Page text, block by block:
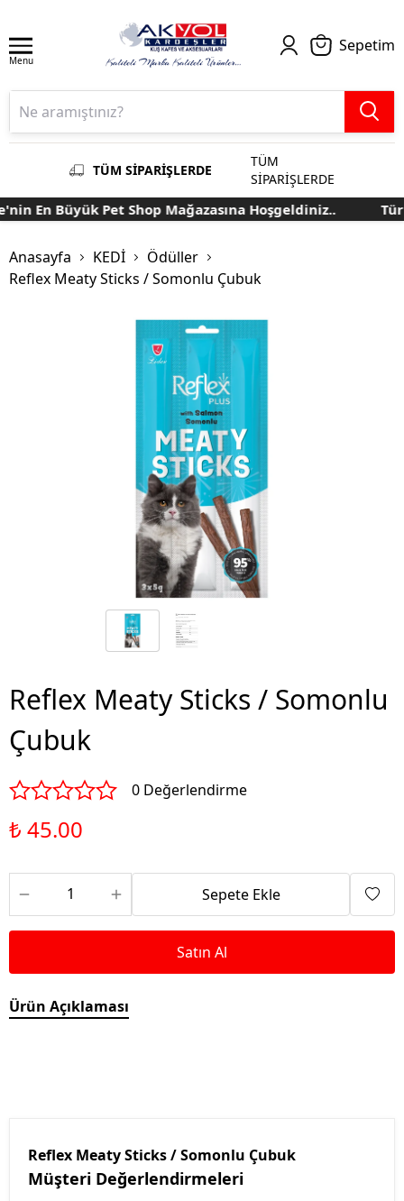
Menu
Sepetim
TÜM SİPARİŞLERDE
TÜM
SİPARİŞLERDE
En Büyük Pet Shop Mağazasına Hoşgeldiniz..
Anasayfa KEDİ
Ödüller
Reflex Meaty Sticks / Somonlu Çubuk
Reflex Meaty Sticks / Somonlu
Çubuk
0 Değerlendirme
₺ 45.00
Sepete Ekle
Satın Al
Ürün Açıklaması
Reflex Meaty Sticks / Somonlu Çubuk
Müşteri Değerlendirmeleri